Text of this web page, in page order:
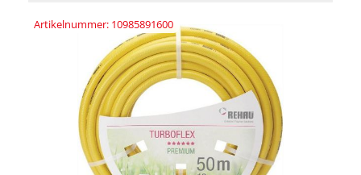
Artikelnummer: 10985891600